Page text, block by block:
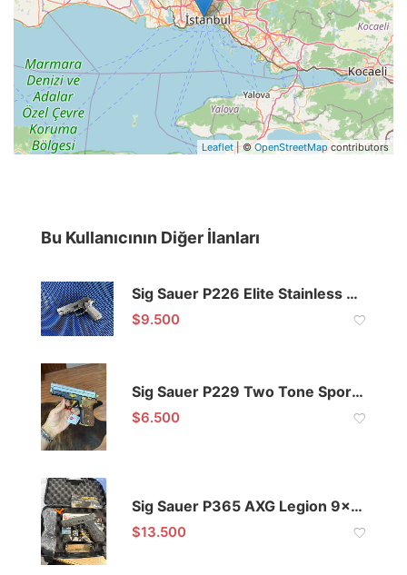
Leaflet| ©OpenStreetMapcontributors
Bu Kullanıcının Diğer İlanları
Sig Sauer P226 Elite Stainless 9×19 Özel Gravür
$9.500
Sig Sauer P229 Two Tone Sport 9×19 Alman
$6.500
Sig Sauer P365 AXG Legion 9×19
$13.500